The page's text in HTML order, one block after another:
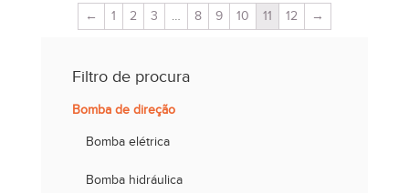
← 1 2 3 8 9 10 11 12 →
Filtro de procura
Bomba de direção
Bomba elétrica
Bomba hidráulica